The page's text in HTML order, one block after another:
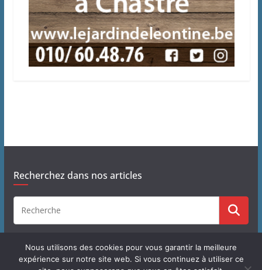
Recherchez dans nos articles
Nous utilisons des cookies pour vous garantir la meilleure
expérience sur notre site web. Si vous continuez à utiliser ce